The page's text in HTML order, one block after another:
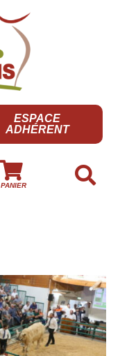
ESPACE
ADHÉRENT
PANIER